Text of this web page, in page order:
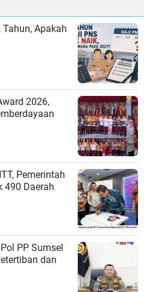
Apakah
2026,
Pemerintah
490 Daerah
PP Sumsel
dan